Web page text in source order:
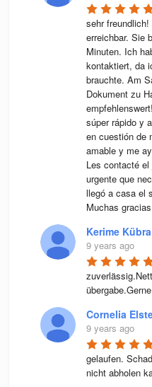
sehr
erreichbar. Sie
Minuten. Ich
kontaktiert, da
brauchte. Am
Dokument zu
súper rápido y
en cuestión de
amable y me
Les contacté
urgente que
llegó a casa el
Muchas
Kerime
9 years ago
Cornelia
9 years ago
gelaufen.
nicht abholen